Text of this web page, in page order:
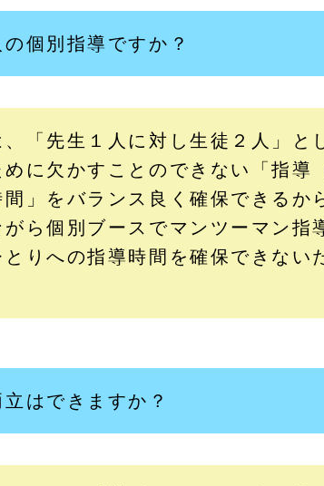
個別指導ですか？
「先生１人に対し生徒２人」と
に欠かすことのできない「指導
間」をバランス良く確保できるか
ら個別ブースでマンツーマン指
りへの指導時間を確保できない
はできますか？